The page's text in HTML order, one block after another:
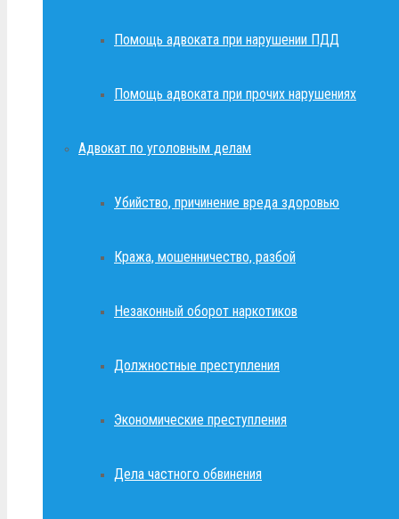
Помощь адвоката при нарушении ПДД
Помощь адвоката при прочих нарушениях
Адвокат по уголовным делам
Убийство, причинение вреда здоровью
Кража, мошенничество, разбой
Незаконный оборот наркотиков
Должностные преступления
Экономические преступления
Дела частного обвинения